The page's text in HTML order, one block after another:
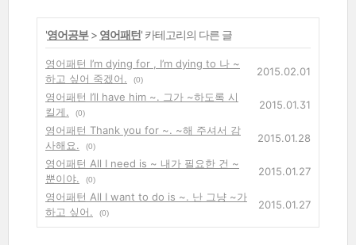
'영어공부> 영어패턴' 카테고리의 다른 글
영어패턴 I’m dying for , I’m dying to 나 ~
하고 싶어 죽겠어.
(0)
2015.02.01
영어패턴 I’ll have him ~. 그가 ~하도록 시
킬게.
(0)
2015.01.31
영어패턴 Thank you for ~. ~해 주셔서 감
사해요.
(0)
2015.01.28
영어패턴 All I need is ~ 내가 필요한 건 ~
뿐이야.
(0)
2015.01.27
영어패턴 All I want to do is ~. 난 그냥 ~가
하고 싶어.
(0)
2015.01.27